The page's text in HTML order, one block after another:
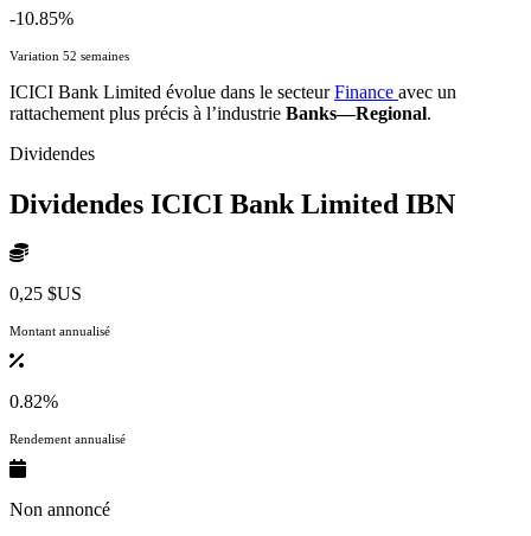
-10.85%
Variation 52 semaines
ICICI Bank Limited évolue dans le secteurFinance avec un
rattachement plus précis à l’industrie Banks—Regional.
Dividendes
Dividendes ICICI Bank Limited IBN
0,25 $US
Montant annualisé
0.82%
Rendement annualisé
Non annoncé